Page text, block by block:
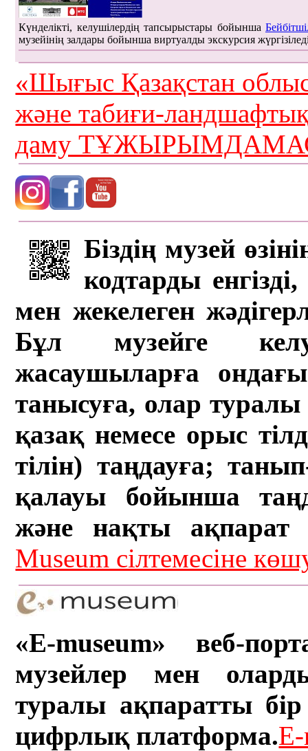
Күнделікті, келушілердің тапсырыстары бойынша
музейінің залдары бойынша виртуалды экскурсия
«Шығыс Қазақстан
және табиғи-
даму
Біздің музей
кодтарды
мен жекелеген
Бұл музейге
жасаушыларға
танысуға, олар туралы
қазақ немесе орыс
тілін) таңдауға;
қалауы бойынша
және нақты ақпарат
Museum сілтемесіне
«E-museum» веб-
музейлер мен
туралы ақпаратты бір
цифрлық платформа.